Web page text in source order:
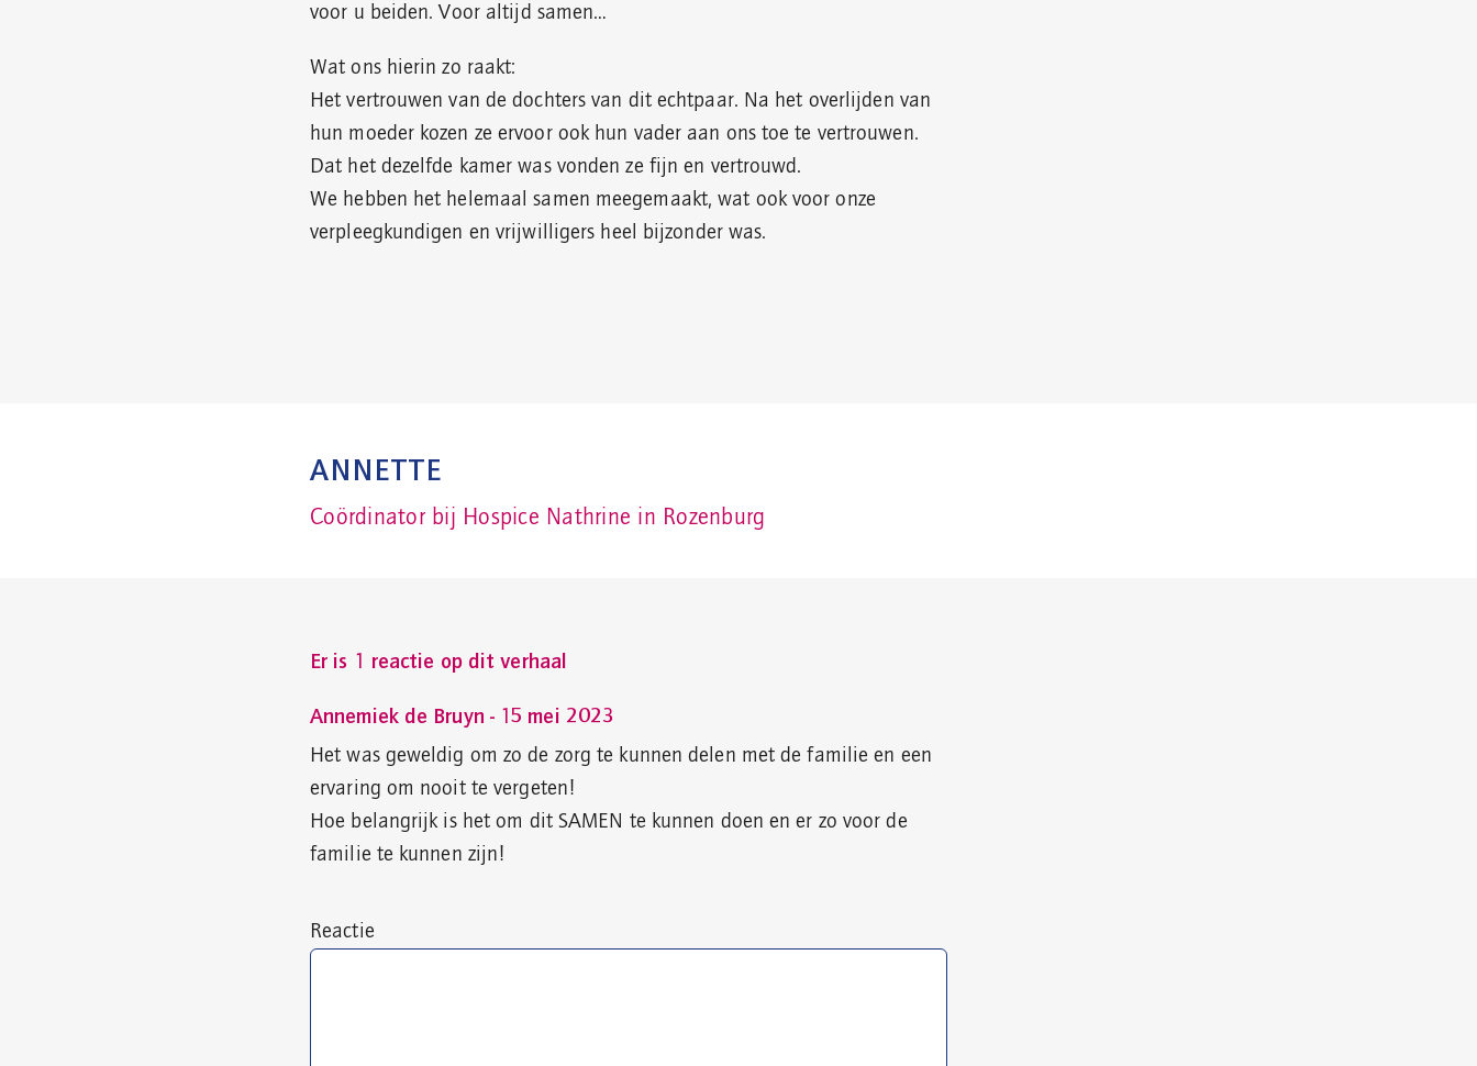
voor u beiden. Voor altijd samen…
Wat ons hierin zo raakt:
Het vertrouwen van de dochters van dit echtpaar. Na het overlijden van
hun moeder kozen ze ervoor ook hun vader aan ons toe te vertrouwen.
Dat het dezelfde kamer was vonden ze fijn en vertrouwd.
We hebben het helemaal samen meegemaakt, wat ook voor onze
verpleegkundigen en vrijwilligers heel bijzonder was.
ANNETTE
Coördinator bij Hospice Nathrine in Rozenburg
Er is 1 reactie op dit verhaal
Annemiek de Bruyn - 15 mei 2023
Het was geweldig om zo de zorg te kunnen delen met de familie en een
ervaring om nooit te vergeten!
Hoe belangrijk is het om dit SAMEN te kunnen doen en er zo voor de
familie te kunnen zijn!
Reactie